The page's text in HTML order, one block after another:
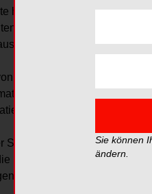
haben ab sofort die
Der dafür erforderliche
und kann online
TI-Anwendungen
mit Fachkollegen
(ePA) der
SMC-B sind der
Bestätigung der
Praxis.
Sie können
ändern.